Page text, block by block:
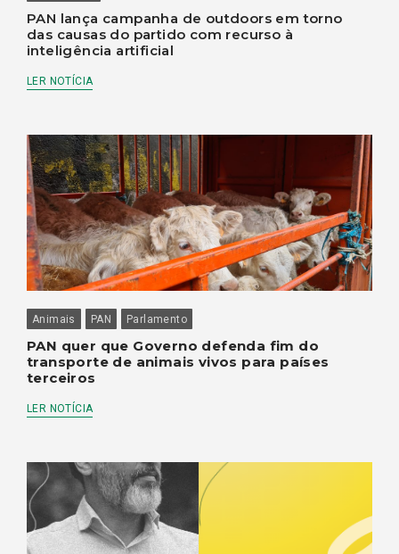
PAN lança campanha de outdoors em torno
das causas do partido com recurso à
inteligência artificial
LER NOTÍCIA
Animais PAN Parlamento
PAN quer que Governo defenda fim do
transporte de animais vivos para países
terceiros
LER NOTÍCIA